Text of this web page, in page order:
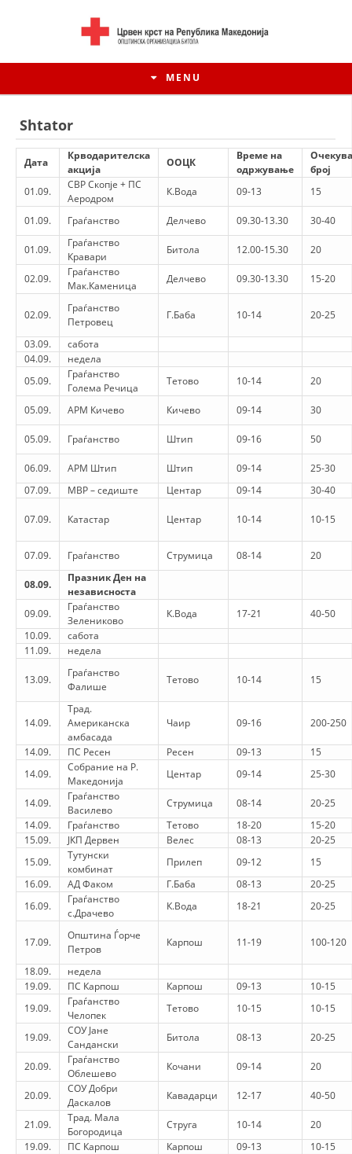
MENU
HISTORIA E LËVIZJES
HISTORIA E KRYQIT TË KUQ
STRUKTURA E ORGANIZATËS
KONTAKT INFORMACIONE
ANËTARËSIMI NË STRUKTURAT PROFESIONALE
LIGJI I KRYQIT TË KUQ
ORGANIZIMI DHE ZHVILLIMI
DISEMINIMI
DREJTA NDERKOMBETARE HUMANITARE
PROMOVIMI I VLERAVE HUMANE
PËRDORIMIN DHE MBROJTJEN E STEMËS
SOCIALO-HUMANITARE
PËRGATITSHMËRI DHE VEPRIM GJATË KATASTROFAVE
EKIPE PËRGJIGJE DISASTER
EOK E CK
MARRDHËNJE ME PUBLIKUN
HULUMTIMI I OPINIONIT PUBLIK
BASHKËPUNIM NDËRKOMBËTAR
MARRËVESHJE
Shtator
Дата
Крводарителска
акција
ООЦК
Време на
одржување
број
01.09.
СВР Скопје + ПС
Аеродром
К.Вода 09-13 15
01.09. Граѓанство Делчево 09.30-13.30 30-40
01.09.
Граѓанство
Кравари
Битола 12.00-15.30 20
02.09.
Граѓанство
Мак.Каменица
Делчево 09.30-13.30 15-20
02.09.
Граѓанство
Петровец
Г.Баба 10-14 20-25
03.09.
сабота
04.09.
недела
05.09.
Граѓанство
Голема Речица
Тетово 10-14 20
05.09. АРМ Кичево Кичево 09-14 30
05.09. Граѓанство Штип 09-16 50
06.09. АРМ Штип Штип 09-14
25-30
07.09.
МВР – седиште Центар 09-14 30-40
07.09. Катастар Центар 10-14 10-15
07.09. Граѓанство Струмица 08-14 20
08.09.
Празник Ден на
независноста
09.09.
Граѓанство
Зелениково
К.Вода 17-21
40-50
10.09.
сабота
11.09.
недела
13.09.
Граѓанство
Фалише
Тетово 10-14 15
14.09.
Трад.
Американска
амбасада
Чаир 09-16 200-250
14.09. ПС Ресен Ресен 09-13
15
14.09.
Собрание на Р.
Македонија
Центар 09-14 25-30
14.09.
Граѓанство
Василево
Струмица 08-14
20-25
14.09.
Граѓанство Тетово 18-20
15-20
15.09.
ЈКП Дервен Велес 08-13
20-25
15.09.
Тутунски
комбинат
Прилеп 09-12
15
16.09.
АД Факом Г.Баба 08-13
20-25
16.09.
Граѓанство
с.Драчево
К.Вода 18-21 20-25
17.09.
Општина Ѓорче
Петров
Карпош 11-19 100-120
18.09.
недела
19.09.
ПС Карпош Карпош 09-13
10-15
19.09.
Граѓанство
Челопек
Тетово 10-15 10-15
19.09.
СОУ Јане
Сандански
Битола 08-13 20-25
20.09.
Граѓанство
Облешево
Кочани 09-14 20
20.09.
СОУ Добри
Даскалов
Кавадарци 12-17 40-50
21.09.
Трад. Мала
Богородица
Струга 10-14
20
19.09.
ПС Карпош Карпош 09-13
10-15